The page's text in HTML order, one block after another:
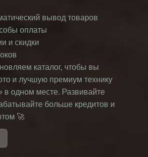
вывод товаров
оплаты
и скидки
каталог, чтобы вы
и лучшую премиум технику
в одном месте. Развивайте
больше кредитов и
🚀
премиум
Танков (Леста)